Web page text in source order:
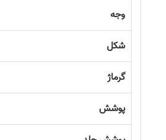
وجه
شکل
گرماژ
پوشش